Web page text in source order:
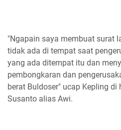
"Ngapain saya membuat surat
tidak ada di tempat saat
yang ada ditempat itu dan
pembongkaran dan
berat Buldoser" ucap Kepling
Susanto alias Awi.